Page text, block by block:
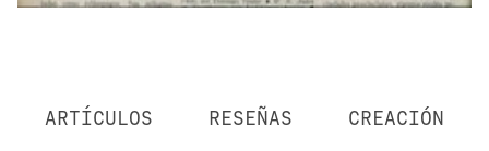
ARTÍCULOS RESEÑAS CREACIÓN